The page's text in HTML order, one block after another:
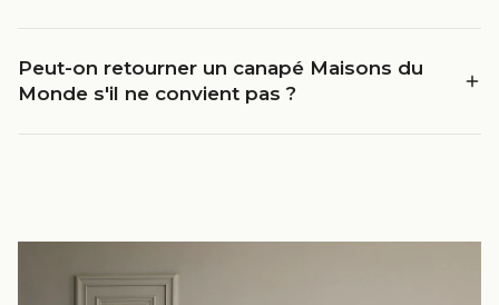
Peut-on retourner un canapé Maisons du
Monde s'il ne convient pas ?